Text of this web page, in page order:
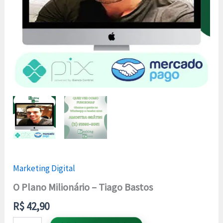
Marketing Digital
O Plano Milionário – Tiago Bastos
R$42,90